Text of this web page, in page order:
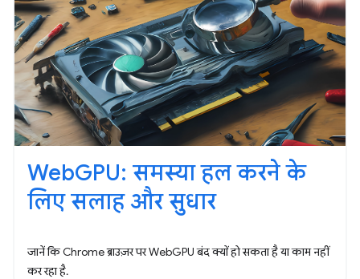
WebGPU: समस्या हल करने के
लिए सलाह और सुधार
जानें कि Chrome ब्राउज़र पर WebGPU बंद क्यों हो सकता है या काम नहीं
कर रहा है.